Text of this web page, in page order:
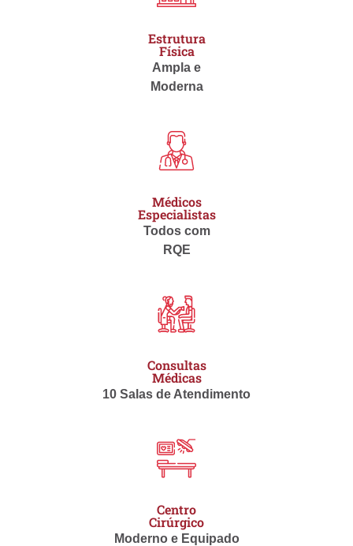
Estrutura
Física
Ampla e
Moderna
Médicos
Especialistas
Todos com
RQE
Consultas
Médicas
10 Salas de Atendimento
Centro
Cirúrgico
Moderno e Equipado